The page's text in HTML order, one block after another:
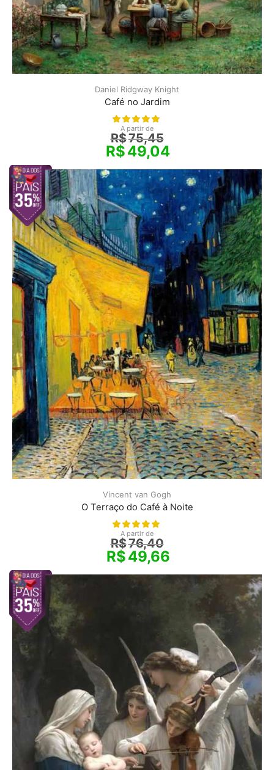
Daniel Ridgway Knight
Café no Jardim
A partir de
R$75,45
R$49,04
Vincent van Gogh
O Terraço do Café à Noite
A partir de
R$76,40
R$49,66